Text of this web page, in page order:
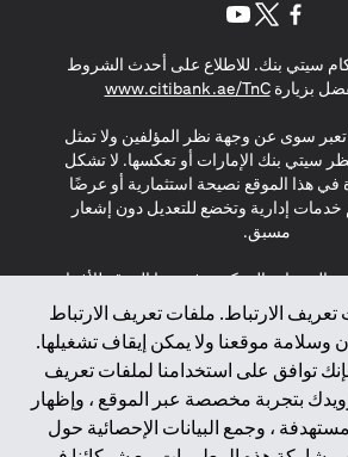
الارتباط. ملفات تعريف الارتباط
وسلامة موقعنا ولا يمكن إيقاف تشغيلها.
توافق على استخدامنا لملفات تعريف
بتجربة مخصصة عبر الموقع ، وإظهار
، وجمع البيانات الإحصائية حول
سيتي بنك. للاطلاع على أحدث الشروط
بزيارةwww.citibank.ae/TnC
in a new tab
لا تعبر سوى عن وجهة نظر المؤلفين ولا تمثل
سيتي بنك الإمارات أو تعكسها. لا تشكل
في هذا الموقع نصيحة استثمارية أو عرضًا
خدمات إدارية وتخضع للتعديل دون إشعار
مسبق.
والخدمات المذكورة في هذا الموقع للأفراد
الأوروبي أو المنطقة الاقتصادية الأوروبية أو
أو جيرسي أو موناكو أو سان مارينو أو
مان أو المملكة المتحدة أو خصوصية البيانات
العامة \ قانون حماية البيانات الشخصية
نيوزيلندا). المحتوى الموجود في هذه
تفسيره على أنه عرض أو دعوة أو دعوة
والخدمات المذكورة هنا لمثل هؤلاء